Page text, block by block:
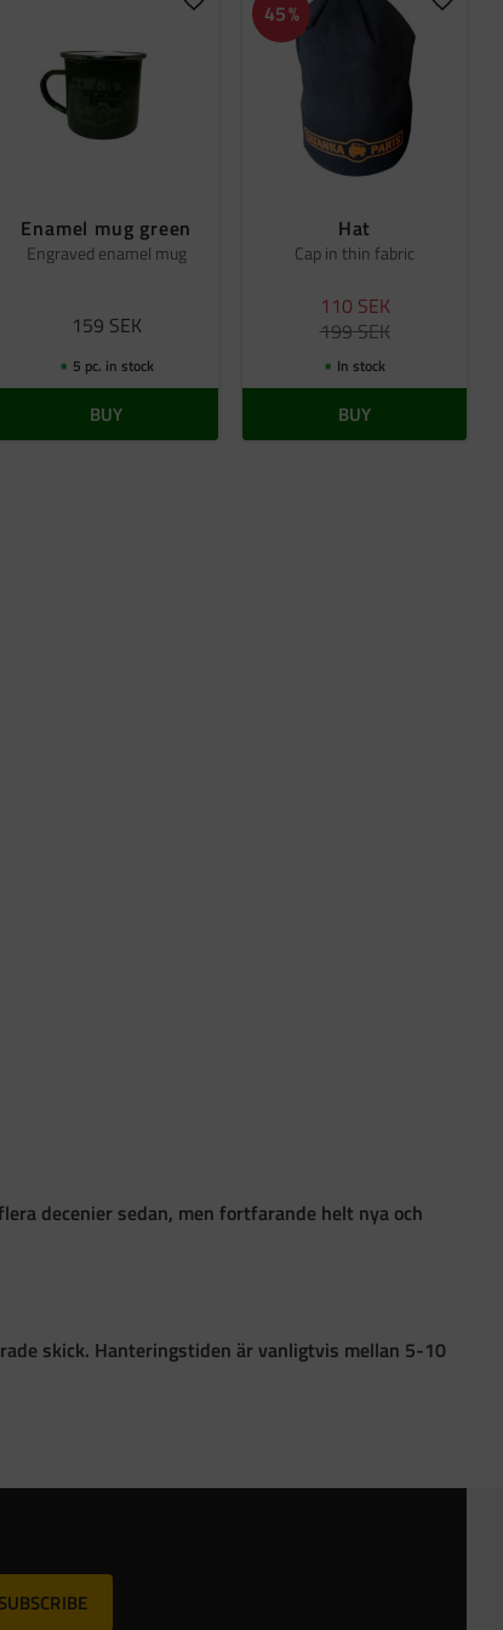
Enamel mug green
Engraved enamel mug
159 SEK
Add to favorites
5 pc. in stock
BUY
Hat
Cap in thin fabric
110 SEK
199SEK
45% Add
In stock
BUY
decenier sedan, men fortfarande helt nya och
skick. Hanteringstiden är vanligtvis mellan 5-10
SUBSCRIBE